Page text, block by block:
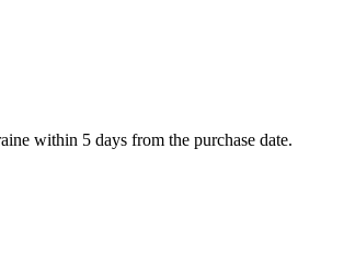
within 5 days from the purchase date.